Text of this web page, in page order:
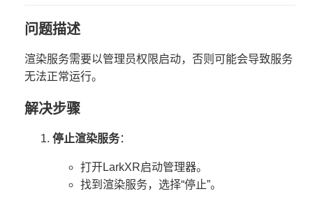
问题描述
渲染服务需要以管理员权限启动，否则可能会导致服务
无法正常运行。
解决步骤
停止渲染服务：
打开LarkXR启动管理器。
找到渲染服务，选择“停止”。